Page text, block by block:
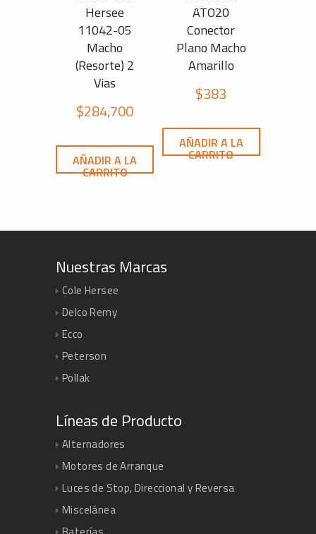
Hersee
11042-05
Macho
(Resorte) 2
Vias
$284,700
AÑADIR A LA
CARRITO
ATO20
Conector
Plano Macho
Amarillo
$383
AÑADIR A LA
CARRITO
Nuestras Marcas
Cole Hersee
Delco Remy
Ecco
Peterson
Pollak
Líneas de Producto
Alternadores
Motores de Arranque
Luces de Stop, Direccional y Reversa
Miscelánea